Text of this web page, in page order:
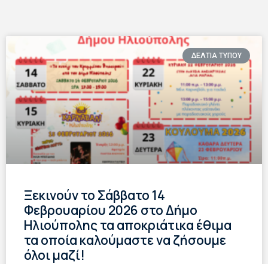
ΔΕΛΤΙΑ ΤΥΠΟΥ
Ξεκινούν το Σάββατο 14
Φεβρουαρίου 2026 στο Δήμο
Ηλιούπολης τα αποκριάτικα έθιμα
τα οποία καλούμαστε να ζήσουμε
όλοι μαζί!